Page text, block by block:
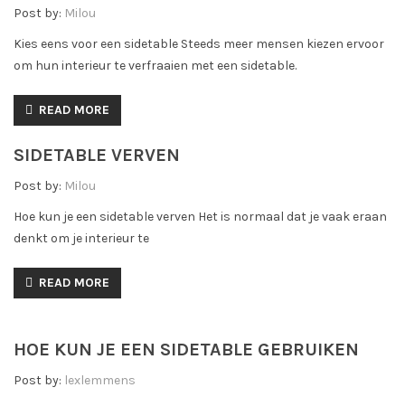
Post by: Milou
Kies eens voor een sidetable Steeds meer mensen kiezen ervoor
om hun interieur te verfraaien met een sidetable.
READ MORE
SIDETABLE VERVEN
Post by: Milou
Hoe kun je een sidetable verven Het is normaal dat je vaak eraan
denkt om je interieur te
READ MORE
HOE KUN JE EEN SIDETABLE GEBRUIKEN
Post by: lexlemmens